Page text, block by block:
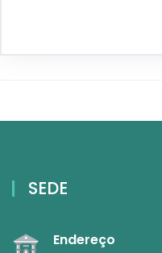
SEDE
Endereço